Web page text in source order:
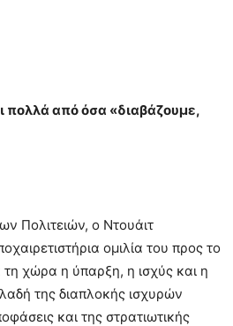
πολλά από όσα «διαβάζουμε,
Πολιτειών, ο Ντουάιτ
ομιλία του προς το
τη χώρα η ύπαρξη, η ισχύς και η
της διαπλοκής ισχυρών
και της στρατιωτικής